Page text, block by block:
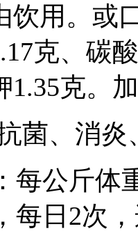
饮用。或
克、碳
1.35克。
菌、消
每公斤体
每日 2次